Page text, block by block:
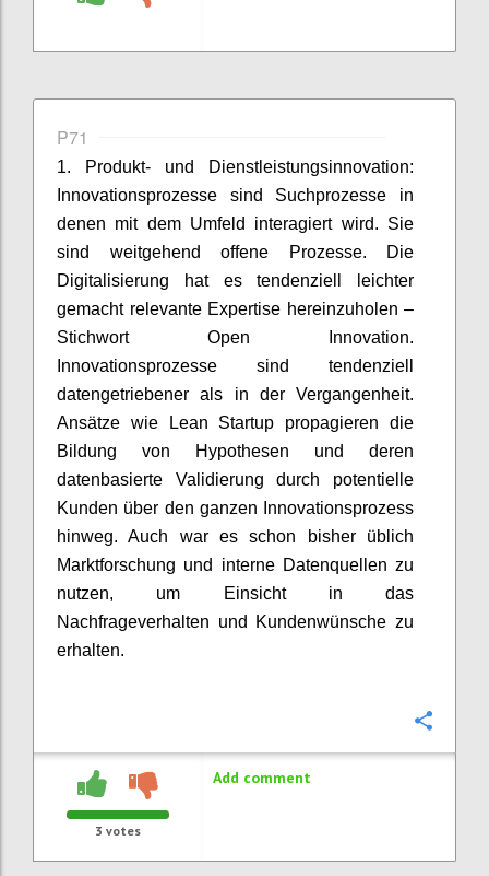
P71
1. Produkt- und Dienstleistungsinnovation:
Innovationsprozesse sind Suchprozesse in
denen mit dem Umfeld interagiert wird. Sie
sind weitgehend offene Prozesse. Die
Digitalisierung hat es tendenziell leichter
gemacht relevante Expertise hereinzuholen –
Stichwort Open Innovation.
Innovationsprozesse sind tendenziell
datengetriebener als in der Vergangenheit.
Ansätze wie Lean Startup propagieren die
Bildung von Hypothesen und deren
datenbasierte Validierung durch potentielle
Kunden über den ganzen Innovationsprozess
hinweg. Auch war es schon bisher üblich
Marktforschung und interne Datenquellen zu
nutzen, um Einsicht in das
Nachfrageverhalten und Kundenwünsche zu
erhalten.
3 votes
Add comment